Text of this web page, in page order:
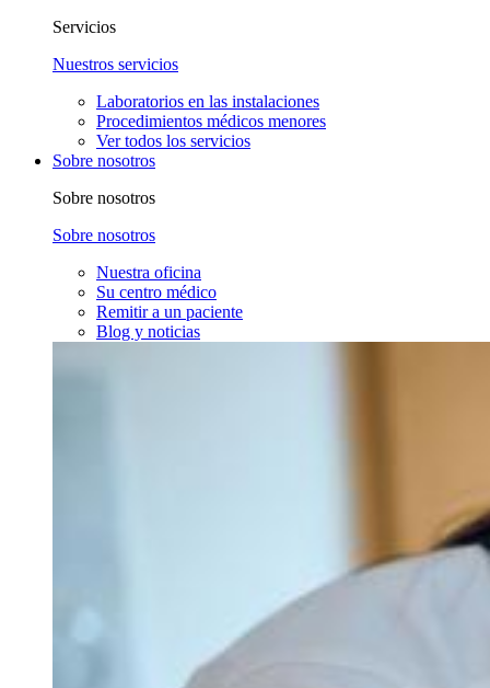
Servicios
Nuestros servicios
Laboratorios en las instalaciones
Procedimientos médicos menores
Ver todos los servicios
Sobre nosotros
Sobre nosotros
Sobre nosotros
Nuestra oficina
Su centro médico
Remitir a un paciente
Blog y noticias